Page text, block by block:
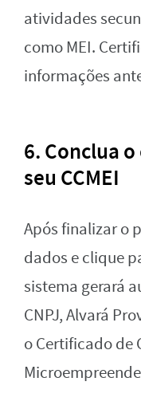
atividades
como MEI.
informações
6.Conclua
seu CCMEI
Após finalizar o
dados e clique
sistema gerará
CNPJ, Alvará
o Certificado de